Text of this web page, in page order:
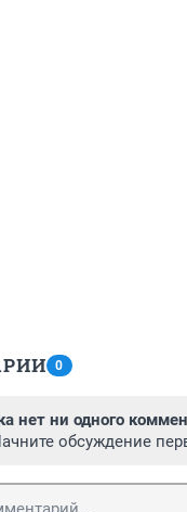
0
нет ни одного
обсуждение